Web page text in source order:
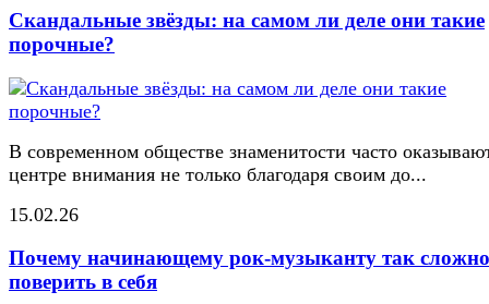
Скандальные звёзды: на самом ли деле они такие
порочные?
В современном обществе знаменитости часто
центре внимания не только благодаря своим до...
15.02.26
Почему начинающему рок-музыканту так сложно
поверить в себя